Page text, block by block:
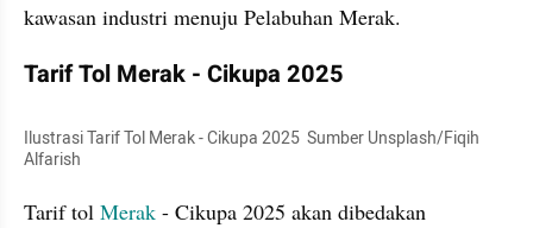
kawasan industri menuju Pelabuhan Merak.
Tarif Tol Merak - Cikupa 2025
Ilustrasi Tarif Tol Merak - Cikupa 2025  Sumber Unsplash/Fiqih
Alfarish
Tarif tol Merak - Cikupa 2025 akan dibedakan